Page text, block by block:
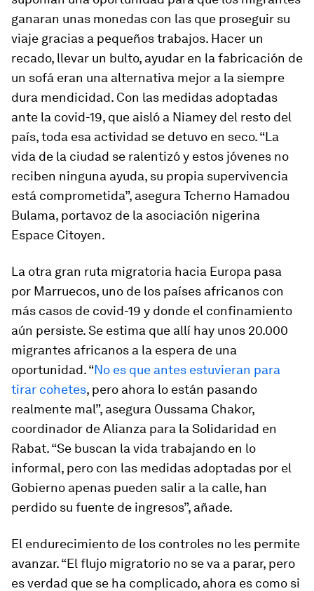
ganaran unas monedas con las que proseguir su
viaje gracias a pequeños trabajos. Hacer un
recado, llevar un bulto, ayudar en la fabricación de
un sofá eran una alternativa mejor a la siempre
dura mendicidad. Con las medidas adoptadas
ante la covid-19, que aisló a Niamey del resto del
país, toda esa actividad se detuvo en seco. “La
vida de la ciudad se ralentizó y estos jóvenes no
reciben ninguna ayuda, su propia supervivencia
está comprometida”, asegura Tcherno Hamadou
Bulama, portavoz de la asociación nigerina
Espace Citoyen.
La otra gran ruta migratoria hacia Europa pasa
por Marruecos, uno de los países africanos con
más casos de covid-19 y donde el confinamiento
aún persiste. Se estima que allí hay unos 20.000
migrantes africanos a la espera de una
oportunidad. “No es que antes estuvieran para
tirar cohetes, pero ahora lo están pasando
realmente mal”, asegura Oussama Chakor,
coordinador de Alianza para la Solidaridad en
Rabat. “Se buscan la vida trabajando en lo
informal, pero con las medidas adoptadas por el
Gobierno apenas pueden salir a la calle, han
perdido su fuente de ingresos”, añade.
El endurecimiento de los controles no les permite
avanzar. “El flujo migratorio no se va a parar, pero
es verdad que se ha complicado, ahora es como si